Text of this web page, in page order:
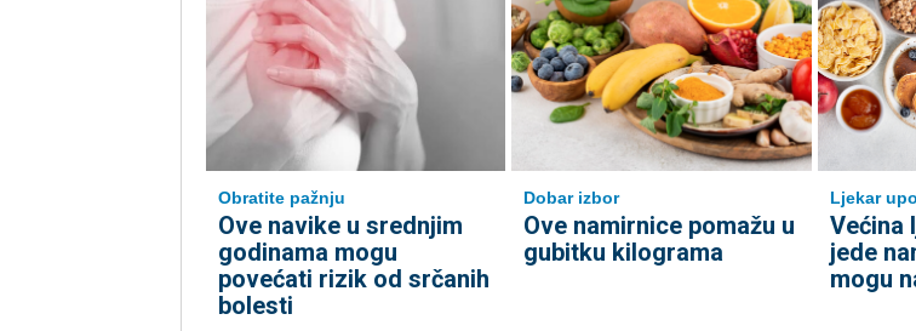
Obratite pažnju
Ove navike u srednjim
godinama mogu
povećati rizik od srčanih
bolesti
Dobar izbor
Ove namirnice pomažu u
gubitku kilograma
Ljekar
Većina
jede
mogu